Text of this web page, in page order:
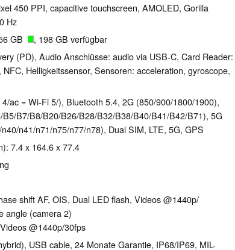
450 PPI, capacitive touchscreen, AMOLED, Gorilla
Hz
GB , 198 GB verfügbar
(PD), Audio Anschlüsse: audio via USB-C, Card Reader:
Helligkeitssensor, Sensoren: acceleration, gyroscope,
ac = Wi-Fi 5/), Bluetooth 5.4, 2G (850/​900/​1800/​1900),
​B7/​B8/​B20/​B26/​B28/​B32/​B38/​B40/​B41/​B42/​B71), 5G
​n41/​n71/​n75/​n77/​n78), Dual SIM, LTE, 5G, GPS
7.4 x 164.6 x 77.4
shift AF, OIS, Dual LED flash, Videos @1440p/​
angle (camera 2)
@1440p/​30fps
USB cable, 24 Monate Garantie, IP68/​IP69, MIL-